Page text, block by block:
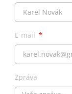
E-mail
Zpráva